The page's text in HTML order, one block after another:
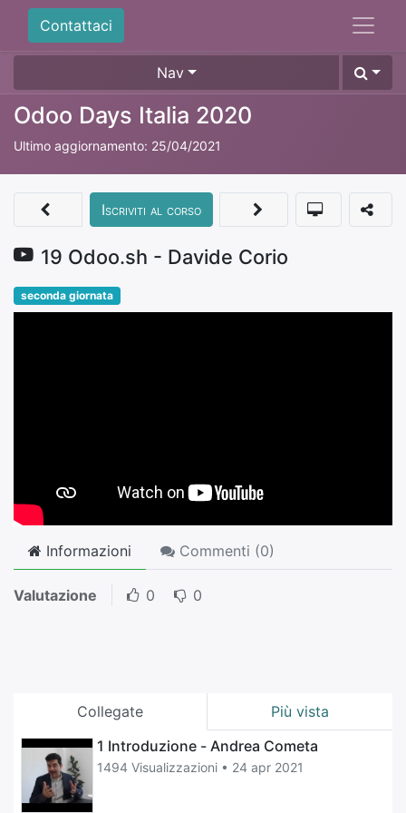
Contattaci
Nav
Odoo Days Italia 2020
Ultimo aggiornamento: 25/04/2021
Collegate
Più vista
1 Introduzione - Andrea Cometa
1494 Visualizzazioni • 24 apr 2021
19 Odoo.sh - Davide Corio
Iscriviti al corso
seconda giornata
Informazioni Commenti (0)
Valutazione 0 0